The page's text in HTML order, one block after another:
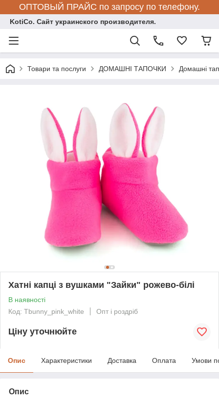
ОПТОВЫЙ ПРАЙС по запросу по телефону.
KotiCo. Сайт украинского производителя.
Товари та послуги ДОМАШНІ ТАПОЧКИ Домашні
Хатні капці з вушками "Зайки" рожево-білі
В наявності
Код: Tbunny_pink_white
Опт і роздріб
Ціну уточнюйте
Опис Характеристики Доставка Оплата Умови
Опис